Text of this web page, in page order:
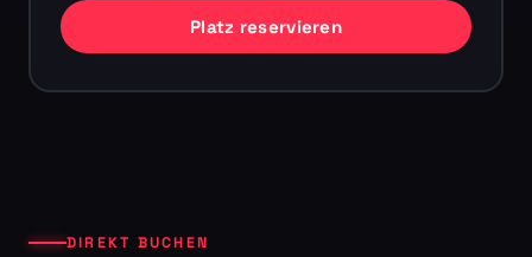
Platz reservieren
DIREKT BUCHEN